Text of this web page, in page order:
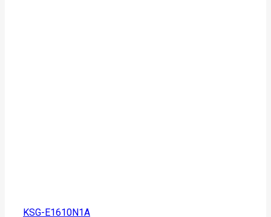
KSG-E1610N1A